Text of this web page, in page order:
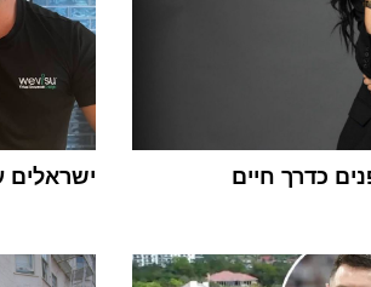
ישראלים כדרך חיים